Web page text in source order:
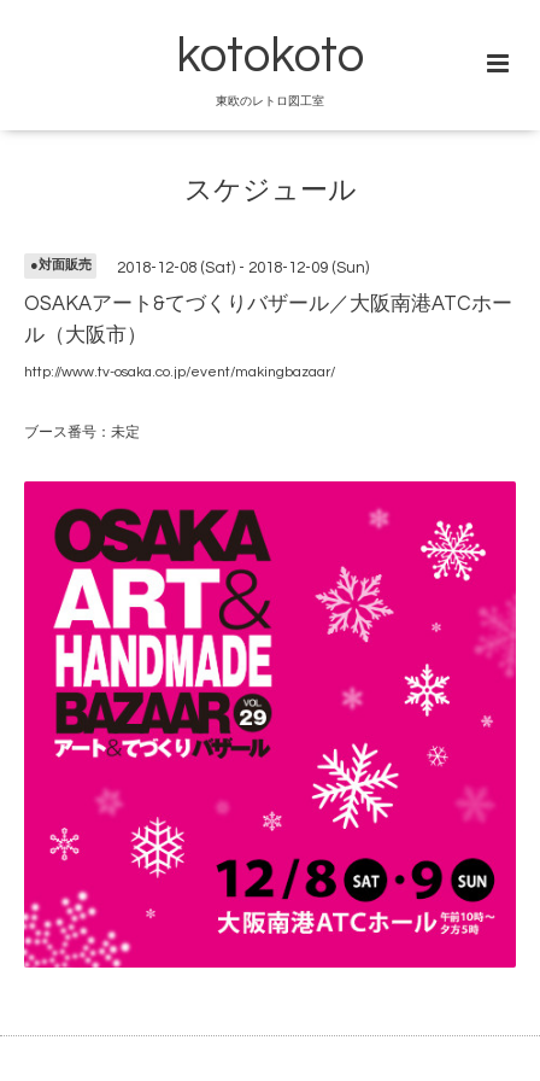
kotokoto
東欧のレトロ図工室
スケジュール
●対面販売 2018-12-08 (Sat) - 2018-12-09 (Sun)
OSAKAアート&てづくりバザール／大阪南港ATCホー
ル（大阪市）
http://www.tv-osaka.co.jp/event/makingbazaar/
ブース番号：未定